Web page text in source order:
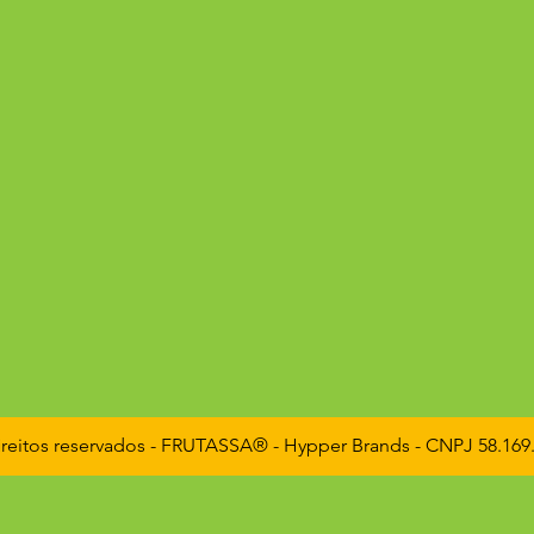
reservados - FRUTASSA® - Hypper Brands - CNPJ